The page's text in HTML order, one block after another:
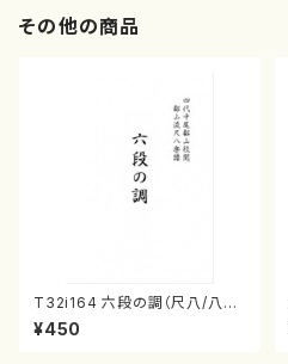
その他の商品
T32i164 六段の調（尺八/八橋
検校/楽譜）都山流公刊楽譜曲
番:1016
¥450